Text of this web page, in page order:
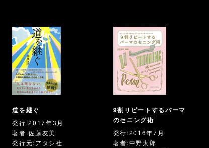
道を継ぐ
発行:2017年3月
著者:佐藤友美
発行元:アタシ社
9割リピートするパーマ
のセニング術
発行:2016年7月
著者:中野太郎